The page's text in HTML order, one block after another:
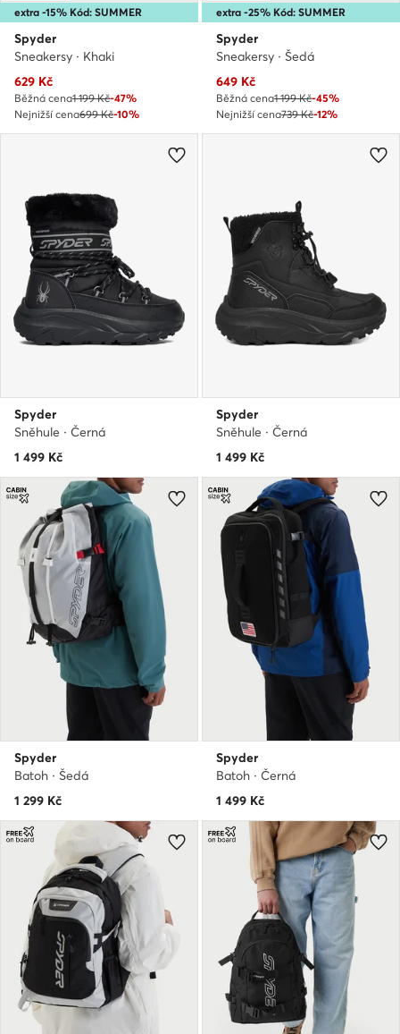
extra -15% Kód: SUMMER
Spyder
Sneakersy · Khaki
Aktuální cena
629 Kč
Běžná cena1 199 Kč-47%
Nejnižší cena699 Kč-10%
extra -25% Kód: SUMMER
Spyder
Sneakersy · Šedá
Aktuální cena
649 Kč
Běžná cena1 199 Kč-45%
Nejnižší cena739 Kč-12%
Spyder
Sněhule · Černá
1 499 Kč
Spyder
Sněhule · Černá
1 499 Kč
Spyder
Batoh · Šedá
1 299 Kč
Spyder
Batoh · Černá
1 499 Kč